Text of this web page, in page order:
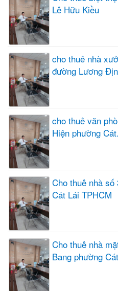
Lê Hữu Kiều
cho thuê nhà
đường Lương
cho thuê văn
Hiện phường
Cho thuê nhà
Cát Lái TPHCM
Cho thuê nhà
Bang phường